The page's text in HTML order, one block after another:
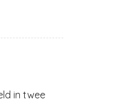
in twee